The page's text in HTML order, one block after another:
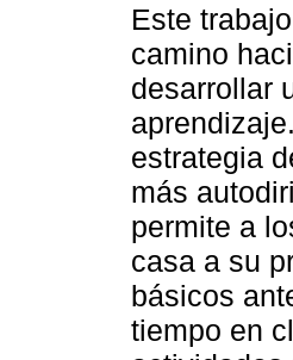
Este
camino
desarrollar
estrategia
más
permite a
casa a su
básicos
tiempo en